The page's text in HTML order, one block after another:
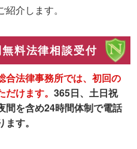
介します。
料法律相談受付
合法律事務所では、初回の
だけます。365日、土日祝
間を含め24時間体制で電話
す。